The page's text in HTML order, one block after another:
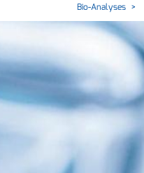
Bio-Analyses